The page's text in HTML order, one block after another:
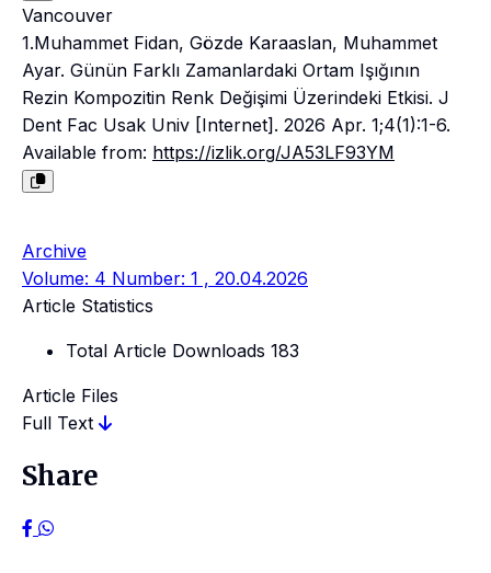
Vancouver
1.Muhammet Fidan, Gözde Karaaslan, Muhammet
Ayar. Günün Farklı Zamanlardaki Ortam Işığının
Rezin Kompozitin Renk Değişimi Üzerindeki Etkisi. J
Dent Fac Usak Univ [Internet]. 2026 Apr. 1;4(1):1-6.
Available from: https://izlik.org/JA53LF93YM
Archive
Volume: 4 Number: 1 , 20.04.2026
Article Statistics
Total Article Downloads 183
Article Files
Full Text
Share